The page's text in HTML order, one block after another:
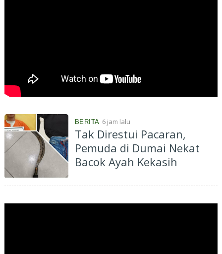
BERITA 6 jam lalu
Tak Direstui Pacaran,
Pemuda di Dumai Nekat
Bacok Ayah Kekasih